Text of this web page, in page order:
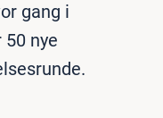
gang i
nye